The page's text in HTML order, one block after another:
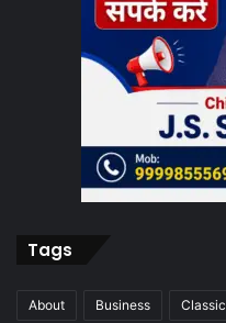
Tags
About Business Classic